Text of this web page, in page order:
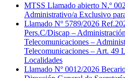
MTSS Llamado abierto N.º
Administrativo/a Exclusivo
Llamado Nº 5789/2026
Pers.C/Discap –
Telecomunicaciones –
Telecomunicaciones – Art. 49
Localidades
Llamado Nº 0012/2026